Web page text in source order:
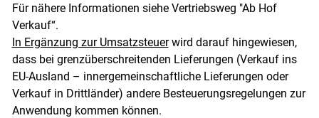
Skip to main content
Für nähere Informationen siehe Vertriebsweg "Ab Hof
Verkauf“.
In Ergänzung zur Umsatzsteuerwird darauf hingewiesen,
dass bei grenzüberschreitenden Lieferungen (Verkauf ins
EU-Ausland – innergemeinschaftliche Lieferungen oder
Verkauf in Drittländer) andere Besteuerungsregelungen zur
Anwendung kommen können.